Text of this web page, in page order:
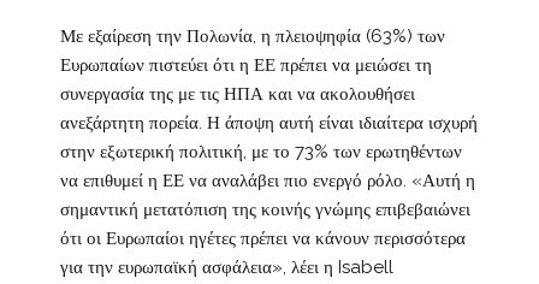
Με εξαίρεση την Πολωνία, η πλειοψηφία (63%) των
Ευρωπαίων πιστεύει ότι η ΕΕ πρέπει να μειώσει τη
συνεργασία της με τις ΗΠΑ και να ακολουθήσει
ανεξάρτητη πορεία. Η άποψη αυτή είναι ιδιαίτερα ισχυρή
στην εξωτερική πολιτική, με το 73% των ερωτηθέντων
να επιθυμεί η ΕΕ να αναλάβει πιο ενεργό ρόλο. «Αυτή η
σημαντική μετατόπιση της κοινής γνώμης επιβεβαιώνει
ότι οι Ευρωπαίοι ηγέτες πρέπει να κάνουν περισσότερα
για την ευρωπαϊκή ασφάλεια», λέει η Isabell